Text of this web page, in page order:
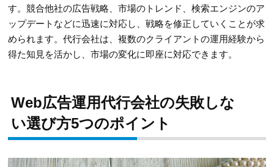
す。競合他社の広告戦略、市場のトレンド、検索エンジンのア
ップデートなどに迅速に対応し、戦略を修正していくことが求
められます。代行会社は、複数のクライアントの運用経験から
得た知見を活かし、市場の変化に即座に対応できます。
Web広告運用代行会社の失敗しな
い選び方5つのポイント